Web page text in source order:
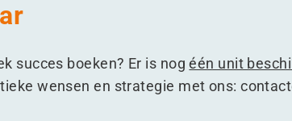
succes boeken? Er is nogéén unit
wensen en strategie met ons: